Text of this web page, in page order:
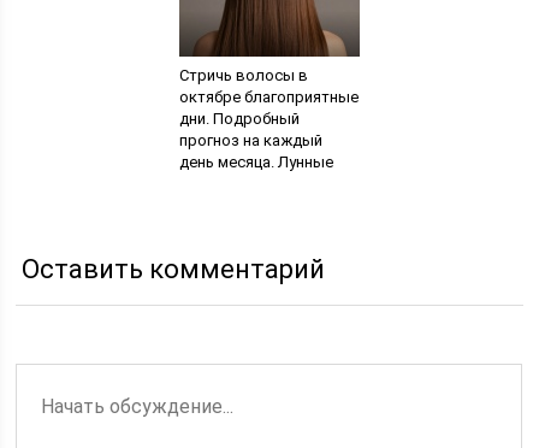
Стричь волосы в
октябре благоприятные
дни. Подробный
прогноз на каждый
день месяца. Лунные
Оставить комментарий